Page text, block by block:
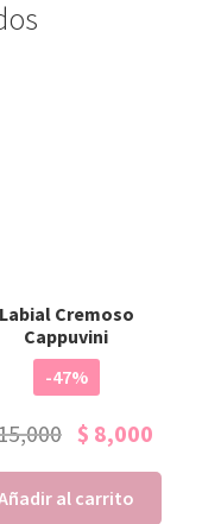
Labial Cremoso
Cappuvini
-47%
$ 8,000
al carrito